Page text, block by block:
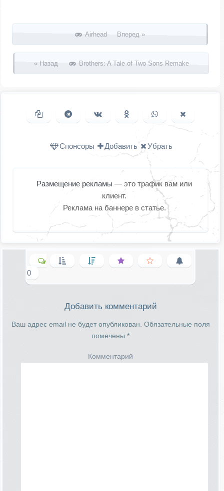
Запись навигация
Airhead Вперед »
« Назад Brothers: A Tale of Two Sons Remake
Копировать ссылкуПоделиться в Telegram
Поделиться ВКонтакте
Поделиться в
Одноклассниках
Поделиться в
WhatsAppв X
Спонсоры Добавить Убрать
Размещение рекламы — это трафик вам или
клиент.
Реклама на баннере в статье.
0
Добавить комментарий
Ваш адрес email не будет опубликован. Обязательные поля
помечены *
Комментарий